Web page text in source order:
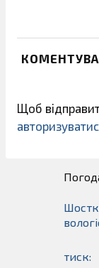
Щоб
тиск: